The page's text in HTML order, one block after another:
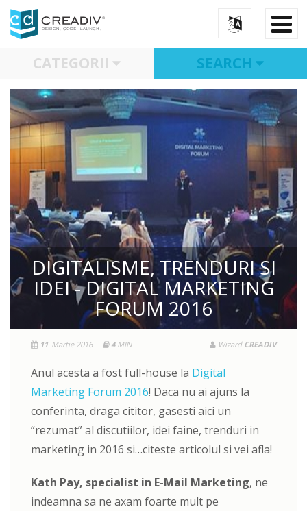
CATEGORII SEARCH
DIGITALISME, TRENDURI SI
IDEI - DIGITAL MARKETING
FORUM 2016
11 Martie 2016 4MIN Wizard CREADIV
Anul acesta a fost full-house la Digital
Marketing Forum 2016! Daca nu ai ajuns la
conferinta, draga cititor, gasesti aici un
“rezumat” al discutiilor, idei faine, trenduri in
marketing in 2016 si…citeste articolul si vei afla!
Kath Pay, specialist in E-Mail Marketing, ne
indeamna sa ne axam foarte mult pe